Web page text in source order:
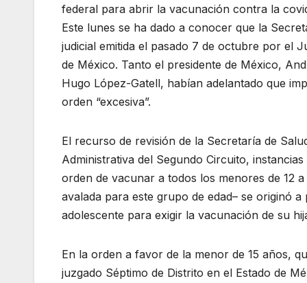
federal para abrir la vacunación contra la
Este lunes se ha dado a conocer que la
judicial emitida el pasado 7 de octubre por el
de México. Tanto el presidente de México,
Hugo López-Gatell, habían adelantado que
orden “excesiva”.
El recurso de revisión de la Secretaría de
Administrativa del Segundo Circuito,
orden de vacunar a todos los menores de 12
avalada para este grupo de edad– se originó
adolescente para exigir la vacunación de su
En la orden a favor de la menor de 15 años,
juzgado Séptimo de Distrito en el Estado de